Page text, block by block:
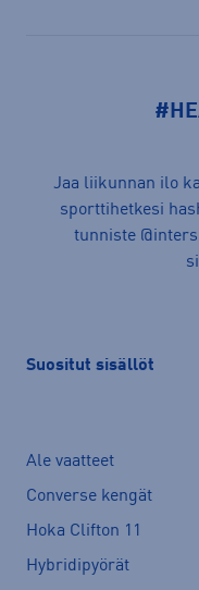
Jaa liikunnan ilo
sporttihetkesi
tunniste
Suositut sisällöt
Ale vaatteet
Converse kengät
Hoka Clifton 11
Hybridipyörät